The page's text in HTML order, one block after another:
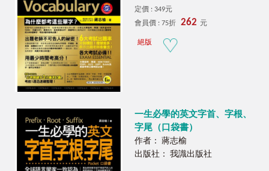
定價 : 349元
會員價 : 75折
262 元
絕版
一生必學的英文字首、字根、
字尾（口袋書）
作者： 蔣志榆
出版社： 我識出版社